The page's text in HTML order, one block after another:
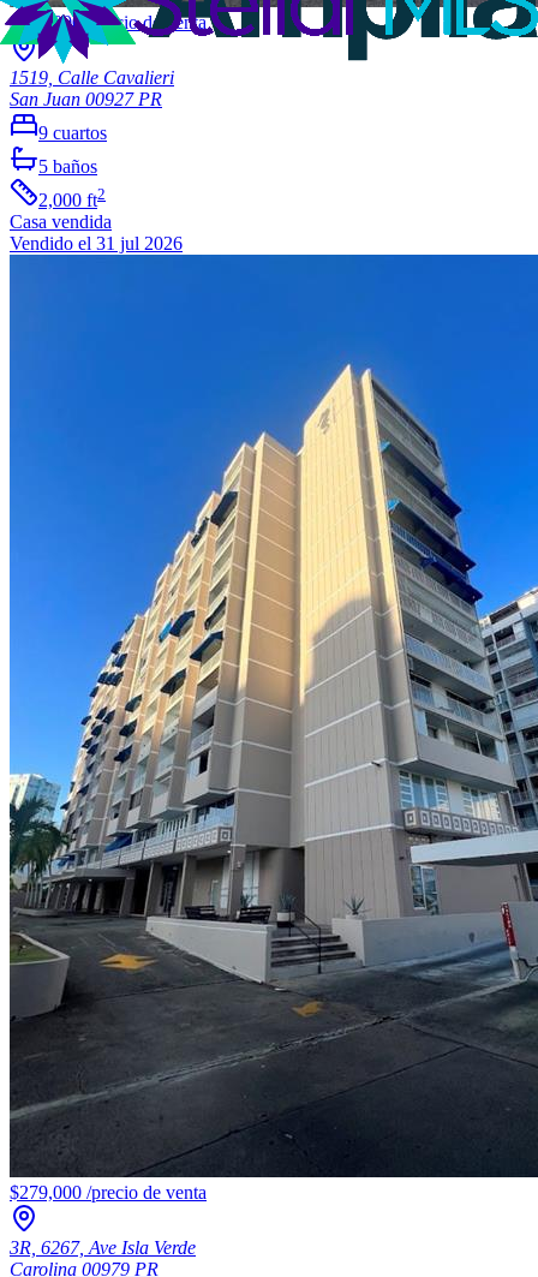
$375,000/precio de venta
1519, Calle Cavalieri
San Juan 00927PR
9 cuartos
5 baños
2,000 ft2
Casa vendida
Vendido el 31 jul 2026
$279,000 /precio de venta
3R, 6267, Ave Isla Verde
Carolina 00979 PR